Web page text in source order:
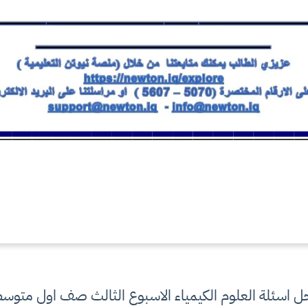
اسئلة العلوم الكيمياء الاسبوع الثالث صف اول